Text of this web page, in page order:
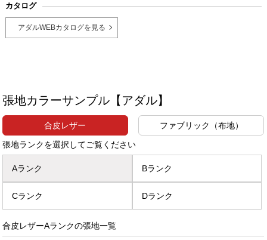
カタログ
アダルWEBカタログを見る